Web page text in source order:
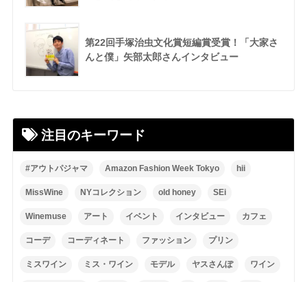
第22回手塚治虫文化賞短編賞受賞！「大家さ
んと僕」矢部太郎さんインタビュー
注目のキーワード
#アウトパジャマ Amazon Fashion Week Tokyo hii
MissWine NYコレクション old honey SEi
Winemuse アート イベント インタビュー カフェ
コーデ コーディネート ファッション プリン
ミスワイン ミス・ワイン モデル ヤスさんぽ ワイン